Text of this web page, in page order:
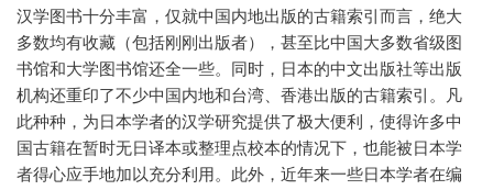
汉学图书十分丰富，仅就中国内地出版的古籍索引而言，绝大
多数均有收藏（包括刚刚出版者），甚至比中国大多数省级图
书馆和大学图书馆还全一些。同时，日本的中文出版社等出版
机构还重印了不少中国内地和台湾、香港出版的古籍索引。凡
此种种，为日本学者的汉学研究提供了极大便利，使得许多中
国古籍在暂时无日译本或整理点校本的情况下，也能被日本学
者得心应手地加以充分利用。此外，近年来一些日本学者在编